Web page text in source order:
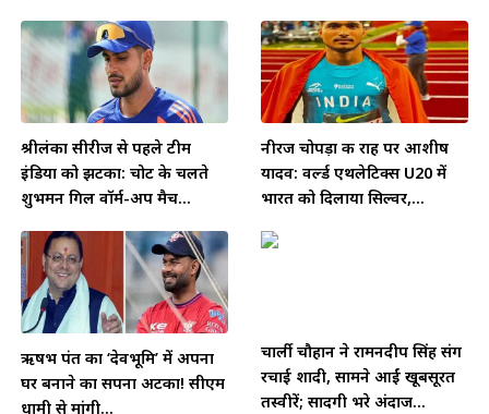
श्रीलंका सीरीज से पहले टीम
इंडिया को झटका: चोट के चलते
शुभमन गिल वॉर्म-अप मैच...
नीरज चोपड़ा की राह पर आशीष
यादव: वर्ल्ड एथलेटिक्स U20 में
भारत को दिलाया सिल्वर,...
ऋषभ पंत का ‘देवभूमि’ में अपना
घर बनाने का सपना अटका! सीएम
धामी से मांगी...
चार्ली चौहान ने रामनदीप सिंह संग
रचाई शादी, सामने आईं खूबसूरत
तस्वीरें; सादगी भरे अंदाज...